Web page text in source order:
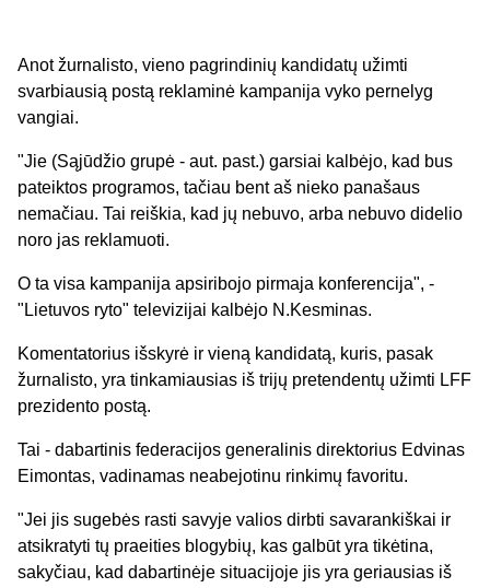
Anot žurnalisto, vieno pagrindinių kandidatų užimti
svarbiausią postą reklaminė kampanija vyko pernelyg
vangiai.
"Jie (Sąjūdžio grupė - aut. past.) garsiai kalbėjo, kad bus
pateiktos programos, tačiau bent aš nieko panašaus
nemačiau. Tai reiškia, kad jų nebuvo, arba nebuvo didelio
noro jas reklamuoti.
O ta visa kampanija apsiribojo pirmaja konferencija", -
"Lietuvos ryto" televizijai kalbėjo N.Kesminas.
Komentatorius išskyrė ir vieną kandidatą, kuris, pasak
žurnalisto, yra tinkamiausias iš trijų pretendentų užimti LFF
prezidento postą.
Tai - dabartinis federacijos generalinis direktorius Edvinas
Eimontas, vadinamas neabejotinu rinkimų favoritu.
"Jei jis sugebės rasti savyje valios dirbti savarankiškai ir
atsikratyti tų praeities blogybių, kas galbūt yra tikėtina,
sakyčiau, kad dabartinėje situacijoje jis yra geriausias iš